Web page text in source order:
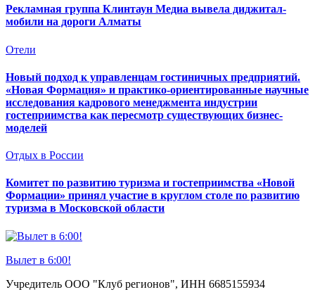
Рекламная группа Клинтаун Медиа вывела диджитал-
мобили на дороги Алматы
Отели
Новый подход к управленцам гостиничных предприятий.
«Новая Формация» и практико-ориентированные научные
исследования кадрового менеджмента индустрии
гостеприимства как пересмотр существующих бизнес-
моделей
Отдых в России
Комитет по развитию туризма и гостеприимства «Новой
Формации» принял участие в круглом столе по развитию
туризма в Московской области
Вылет в 6:00!
Учредитель ООО "Клуб регионов", ИНН 6685155934